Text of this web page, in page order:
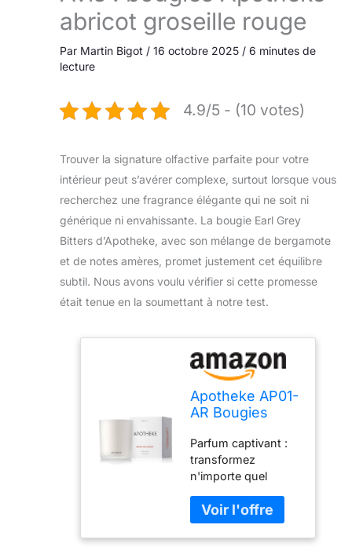
abricot groseille rouge
Par Martin Bigot / 16 octobre 2025 / 6 minutes de
lecture
4.9/5 - (10 votes)
Trouver la signature olfactive parfaite pour votre
intérieur peut s’avérer complexe, surtout lorsque vous
recherchez une fragrance élégante qui ne soit ni
générique ni envahissante. La bougie Earl Grey
Bitters d’Apotheke, avec son mélange de bergamote
et de notes amères, promet justement cet équilibre
subtil. Nous avons voulu vérifier si cette promesse
était tenue en la soumettant à notre test.
Apotheke AP01-
AR Bougies
luxe pour la
maison, abricot
groseille rouge
– Bougie
d'aromathérapie
en pot avec
mélange de cire
Parfum captivant :
transformez
n'importe quel
le parfum inoubliable
de la bougie abricot
groseille